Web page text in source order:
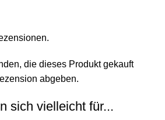
die dieses Produkt gekauft
abgeben.
sich vielleicht für...